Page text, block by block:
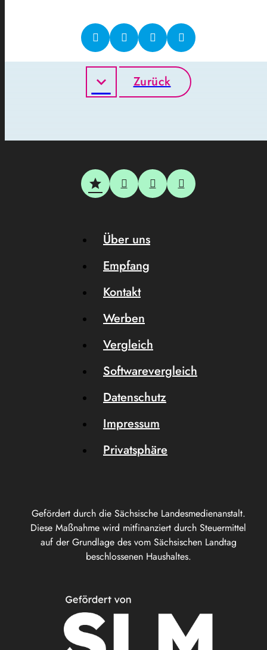
Zurück
Gefördert durch die Sächsische Landesmedienanstalt.
Diese Maßnahme wird mitfinanziert durch Steuermittel
auf der Grundlage des vom Sächsischen Landtag
beschlossenen Haushaltes.
Über uns
Empfang
Kontakt
Werben
Vergleich
Softwarevergleich
Datenschutz
Impressum
Privatsphäre